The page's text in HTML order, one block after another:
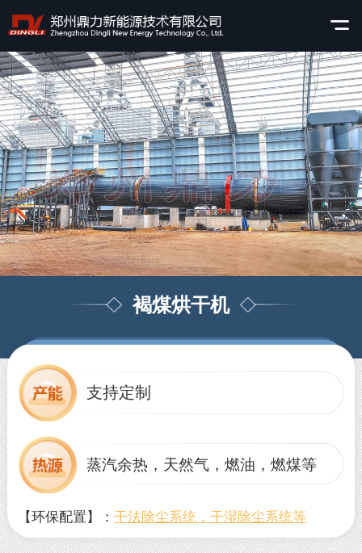
褐煤烘干机
支持定制
蒸汽余热，天然气，燃油，燃煤等
【环保配置】：干法除尘系统，干湿除尘系统等